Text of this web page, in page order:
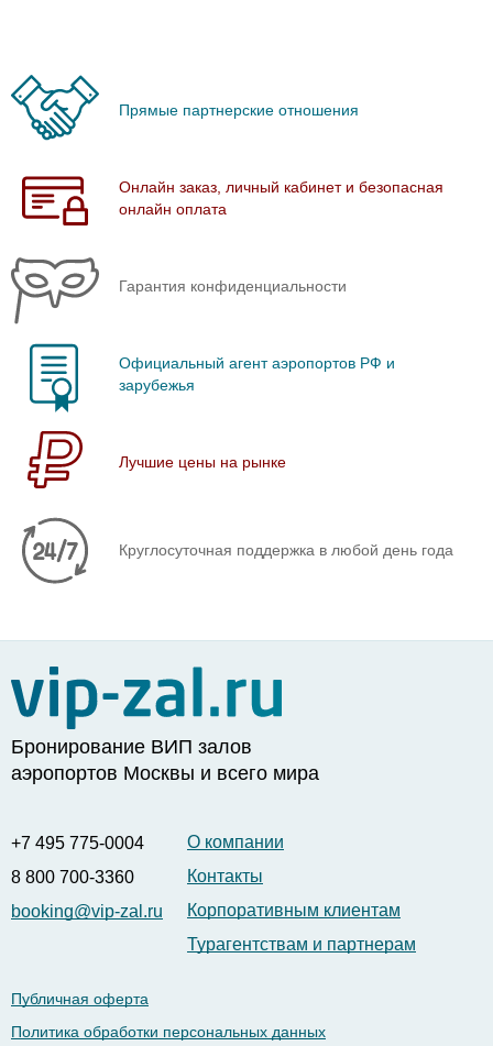
Прямые партнерские отношения
Онлайн заказ, личный кабинет и безопасная
онлайн оплата
Гарантия конфиденциальности
Официальный агент аэропортов РФ и
зарубежья
Лучшие цены на рынке
Круглосуточная поддержка в любой день года
Бронирование ВИП залов
аэропортов Москвы и всего мира
+7 495 775-0004
8 800 700-3360
booking@vip-zal.ru
О компании
Контакты
Корпоративным клиентам
Турагентствам и партнерам
Публичная оферта
Политика обработки персональных данных